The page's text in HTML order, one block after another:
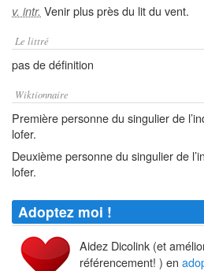
v. intr. Venir plus près du lit du vent.
Le littré
pas de définition
Wiktionnaire
Première personne du singulier de
lofer.
Deuxième personne du singulier de
lofer.
Adoptez moi !
Aidez Dicolink (et
référencement! ) en